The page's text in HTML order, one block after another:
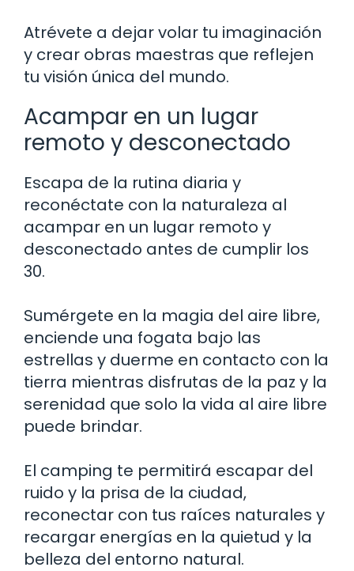
Atrévete a dejar volar tu imaginación
y crear obras maestras que reflejen
tu visión única del mundo.
Acampar en un lugar
remoto y desconectado
Escapa de la rutina diaria y
reconéctate con la naturaleza al
acampar en un lugar remoto y
desconectado antes de cumplir los
30.
Sumérgete en la magia del aire libre,
enciende una fogata bajo las
estrellas y duerme en contacto con la
tierra mientras disfrutas de la paz y la
serenidad que solo la vida al aire libre
puede brindar.
El camping te permitirá escapar del
ruido y la prisa de la ciudad,
reconectar con tus raíces naturales y
recargar energías en la quietud y la
belleza del entorno natural.